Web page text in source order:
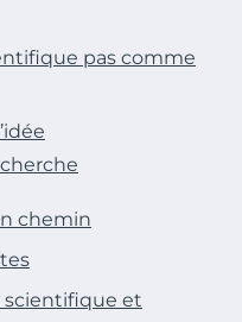
pas comme
chemin
scientifique et